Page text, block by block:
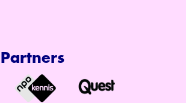
Partners